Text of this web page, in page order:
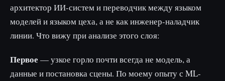
архитектор ИИ-систем и переводчик между языком
моделей и языком цеха, а не как инженер-наладчик
линии. Что вижу при анализе этого слоя:
Первое — узкое горло почти всегда не модель, а
данные и постановка сцены. По моему опыту с ML-